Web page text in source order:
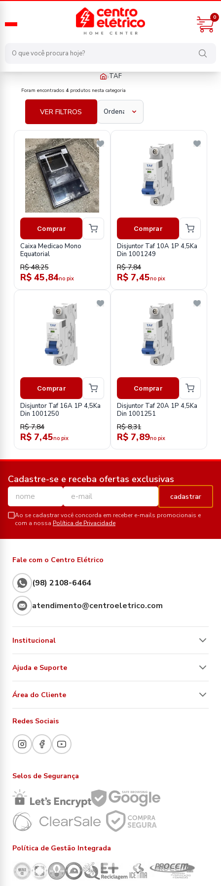
0
›TAF
fabricante/taf
Foram encontrados 4produtos nesta categoria
VER FILTROS
Comprar
Caixa Medicao Mono
Equatorial
R$ 48,25
R$ 45,84no pix
Comprar
Disjuntor Taf 10A 1P 4,5Ka
Din 1001249
R$ 7,84
R$ 7,45no pix
Comprar
Disjuntor Taf 16A 1P 4,5Ka
Din 1001250
R$ 7,84
R$ 7,45no pix
Comprar
Disjuntor Taf 20A 1P 4,5Ka
Din 1001251
R$ 8,31
R$ 7,89no pix
Cadastre-se e receba ofertas exclusivas
cadastrar
Ao se cadastrar você concorda em receber e-mails promocionais e
com a nossa Política de Privacidade
Fale com o Centro Elétrico
(98) 2108-6464
atendimento@centroeletrico.com
Institucional
Ajuda e Suporte
Área do Cliente
Redes Sociais
Selos de Segurança
Política de Gestão Integrada